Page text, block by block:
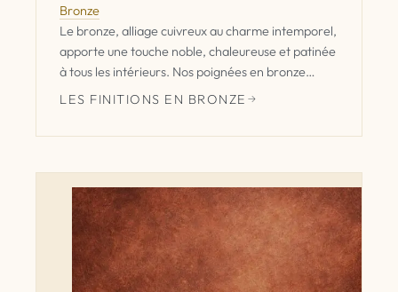
Bronze
Le bronze, alliage cuivreux au charme intemporel,
apporte une touche noble, chaleureuse et patinée
à tous les intérieurs. Nos poignées en bronze
transforment une façade simple en détail
LES FINITIONS EN BRONZE